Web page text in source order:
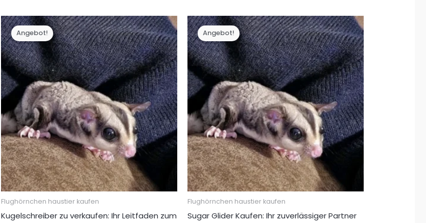
€ 500,00€ 350,00.
Angebot!
Flughörnchen haustier kaufen
Kugelschreiber zu verkaufen: Ihr Leitfaden zum
Angebot!
Flughörnchen haustier kaufen
Sugar Glider Kaufen: Ihr zuverlässiger Partner